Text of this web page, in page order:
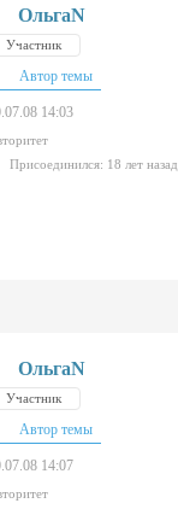
ОльгаN
Участник
Автор темы
14:03
Присоединился: 18 лет назад
ОльгаN
Участник
Автор темы
14:07